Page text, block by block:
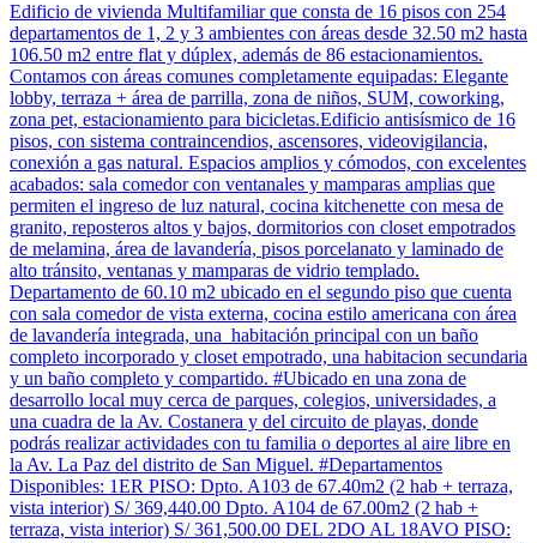
Edificio de vivienda Multifamiliar que consta de 16 pisos con 254
departamentos de 1, 2 y 3 ambientes con áreas desde 32.50 m2 hasta
106.50 m2 entre flat y dúplex, además de 86 estacionamientos.
Contamos con áreas comunes completamente equipadas: Elegante
lobby, terraza + área de parrilla, zona de niños, SUM, coworking,
zona pet, estacionamiento para bicicletas.Edificio antisísmico de 16
pisos, con sistema contraincendios, ascensores, videovigilancia,
conexión a gas natural. Espacios amplios y cómodos, con excelentes
acabados: sala comedor con ventanales y mamparas amplias que
permiten el ingreso de luz natural, cocina kitchenette con mesa de
granito, reposteros altos y bajos, dormitorios con closet empotrados
de melamina, área de lavandería, pisos porcelanato y laminado de
alto tránsito, ventanas y mamparas de vidrio templado.
Departamento de 60.10 m2 ubicado en el segundo piso que cuenta
con sala comedor de vista externa, cocina estilo americana con área
de lavandería integrada, una habitación principal con un baño
completo incorporado y closet empotrado, una habitacion secundaria
y un baño completo y compartido. #Ubicado en una zona de
desarrollo local muy cerca de parques, colegios, universidades, a
una cuadra de la Av. Costanera y del circuito de playas, donde
podrás realizar actividades con tu familia o deportes al aire libre en
la Av. La Paz del distrito de San Miguel. #Departamentos
Disponibles: 1ER PISO: Dpto. A103 de 67.40m2 (2 hab + terraza,
vista interior) S/ 369,440.00 Dpto. A104 de 67.00m2 (2 hab +
terraza, vista interior) S/ 361,500.00 DEL 2DO AL 18AVO PISO: